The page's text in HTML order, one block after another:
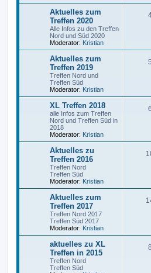
Aktuelles zum
Treffen 2020
Alle Infos zu den Treffen
Nord und Süd 2020
Moderator: Kristian
Aktuelles zum
Treffen 2019
Treffen Nord und
Treffen Süd
Moderator: Kristian
5
XL Treffen 2018
alle Infos zum Treffen
Nord und Treffen Süd in
2018
Moderator: Kristian
6
Aktuelles zu
Treffen 2016
Treffen Nord
Treffen Süd
Moderator: Kristian
Aktuelles zum
Treffen 2017
Treffen Nord 2017
Treffen Süd 2017
Moderator: Kristian
aktuelles zu XL
Treffen in 2015
Treffen Nord
Treffen Süd
8